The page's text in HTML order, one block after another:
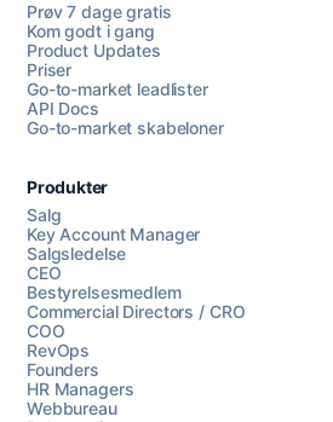
Prøv 7 dage gratis
Kom godt i gang
Product Updates
Priser
Go-to-market leadlister
API Docs
Go-to-market skabeloner
Produkter
Salg
Key Account Manager
Salgsledelse
CEO
Bestyrelsesmedlem
Commercial Directors / CRO
COO
RevOps
Founders
HR Managers
Webbureau